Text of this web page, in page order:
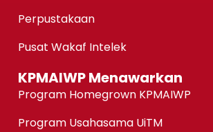
Perpustakaan
Pusat Wakaf Intelek
KPMAIWP Menawarkan
Program Homegrown KPMAIWP
Program Usahasama UiTM